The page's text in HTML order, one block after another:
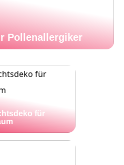
Pollenallergiker
für